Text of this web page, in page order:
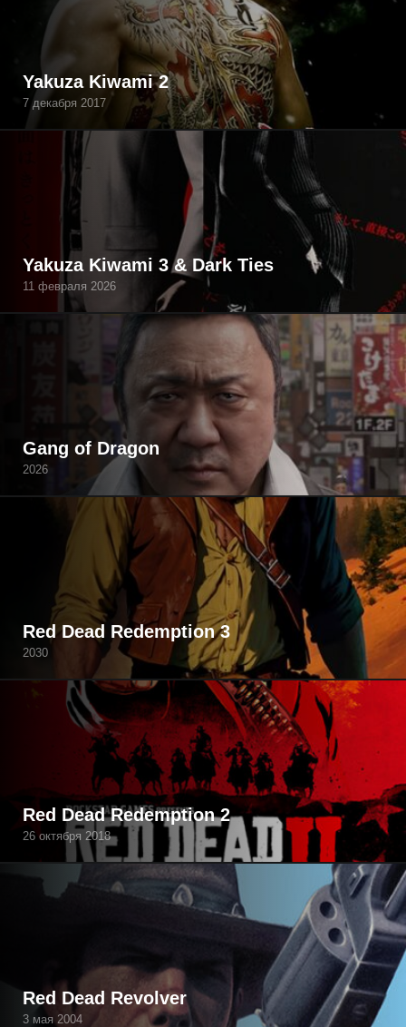
Yakuza Kiwami 2
7 декабря 2017
Yakuza Kiwami 3 & Dark Ties
11 февраля 2026
Gang of Dragon
2026
Red Dead Redemption 3
2030
Red Dead Redemption 2
26 октября 2018
Red Dead Revolver
3 мая 2004